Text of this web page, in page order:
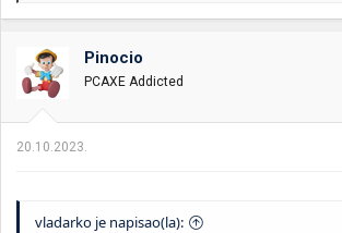
j
:
Pinocio
PCAXE Addicted
20.10.2023.
vladarko je napisao(la):